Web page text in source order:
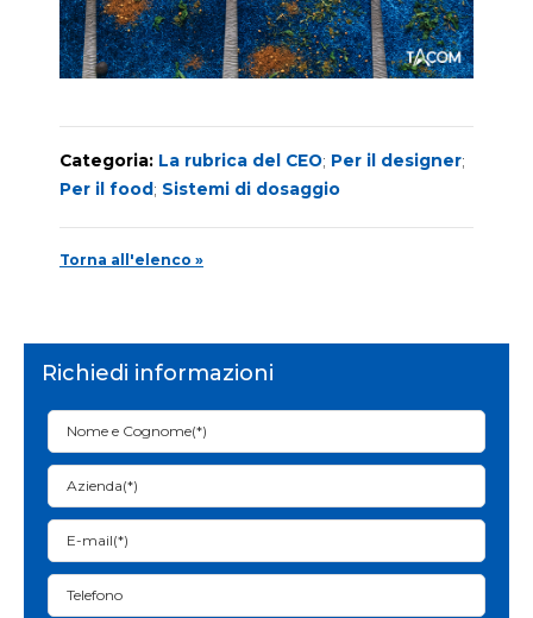
Categoria: La rubrica del CEO; Per il designer;
Per il food ; Sistemi di dosaggio
Torna all'elenco »
Richiedi informazioni